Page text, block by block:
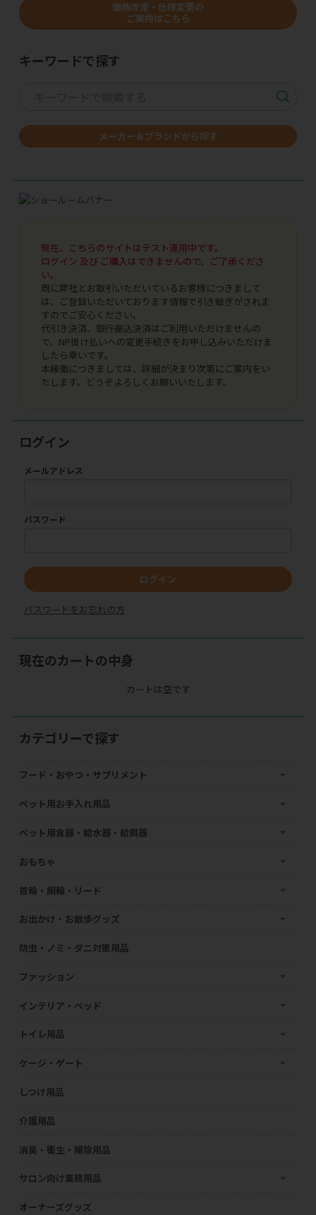
価格改定・仕様変更の
ご案内はこちら
キーワードで探す
メーカー＆ブランドから探す
現在、こちらのサイトはテスト運用中です。
ログイン 及び ご購入はできませんので、ご了承くださ
い。
既に弊社とお取引いただいているお客様につきまして
は、ご登録いただいております情報で引き継ぎがされま
すのでご安心ください。
代引き決済、銀行振込決済はご利用いただけませんの
で、NP掛け払いへの変更手続きをお申し込みいただけま
したら幸いです。
本稼働につきましては、詳細が決まり次第にご案内をい
たします。どうぞよろしくお願いいたします。
ログイン
メールアドレス
パスワード
ログイン
パスワードをお忘れの方
現在のカートの中身
カートは空です
カテゴリーで探す
フード・おやつ・サプリメント
ペット用お手入れ用品
ペット用食器・給水器・給餌器
おもちゃ
首輪・胴輪・リード
お出かけ・お散歩グッズ
防虫・ノミ・ダニ対策用品
ファッション
インテリア・ベッド
トイレ用品
ケージ・ゲート
しつけ用品
介護用品
消臭・衛生・掃除用品
サロン向け業務用品
オーナーズグッズ